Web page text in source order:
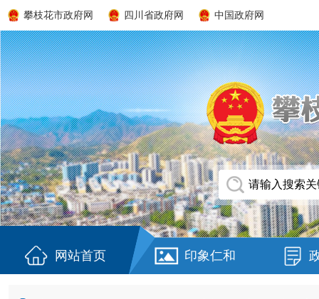
攀枝花市政府网 四川省政府网 中国政府网
网站首页 印象仁和